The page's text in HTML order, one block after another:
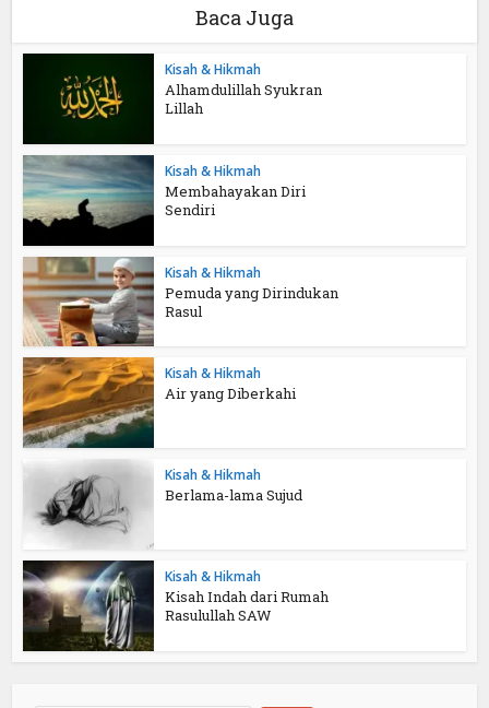
Baca Juga
Kisah & Hikmah
Alhamdulillah Syukran
Lillah
Kisah & Hikmah
Membahayakan Diri
Sendiri
Kisah & Hikmah
Pemuda yang Dirindukan
Rasul
Kisah & Hikmah
Air yang Diberkahi
Kisah & Hikmah
Berlama-lama Sujud
Kisah & Hikmah
Kisah Indah dari Rumah
Rasulullah SAW